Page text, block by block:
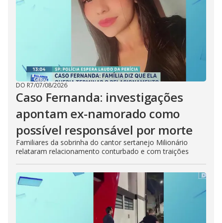
DO R7/07/08/2026
Caso Fernanda: investigações
apontam ex-namorado como
possível responsável por morte
Familiares da sobrinha do cantor sertanejo Milionário
relataram relacionamento conturbado e com traições